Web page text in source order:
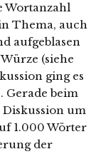
Wortanzahl
Thema, auch
aufgeblasen
(siehe
ging es
Gerade beim
Diskussion um
1.000 Wörter
der